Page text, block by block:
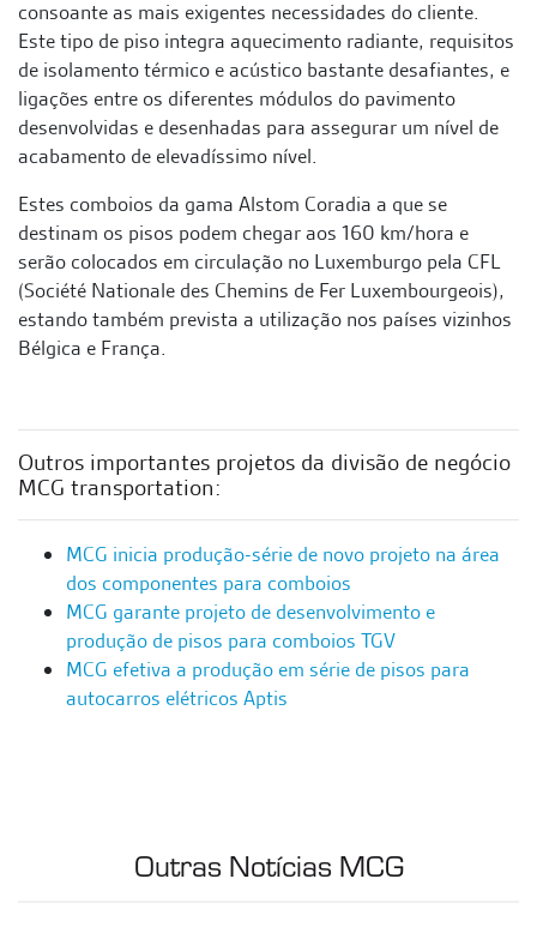
consoante as mais exigentes necessidades do cliente.
Este tipo de piso integra aquecimento radiante, requisitos
de isolamento térmico e acústico bastante desafiantes, e
ligações entre os diferentes módulos do pavimento
desenvolvidas e desenhadas para assegurar um nível de
acabamento de elevadíssimo nível.
Estes comboios da gama Alstom Coradia a que se
destinam os pisos podem chegar aos 160 km/hora e
serão colocados em circulação no Luxemburgo pela CFL
(Société Nationale des Chemins de Fer Luxembourgeois),
estando também prevista a utilização nos países vizinhos
Bélgica e França.
Outros importantes projetos da divisão de negócio
MCG transportation:
MCG inicia produção-série de novo projeto na área
dos componentes para comboios
MCG garante projeto de desenvolvimento e
produção de pisos para comboios TGV
MCG efetiva a produção em série de pisos para
autocarros elétricos Aptis
Outras Notícias MCG